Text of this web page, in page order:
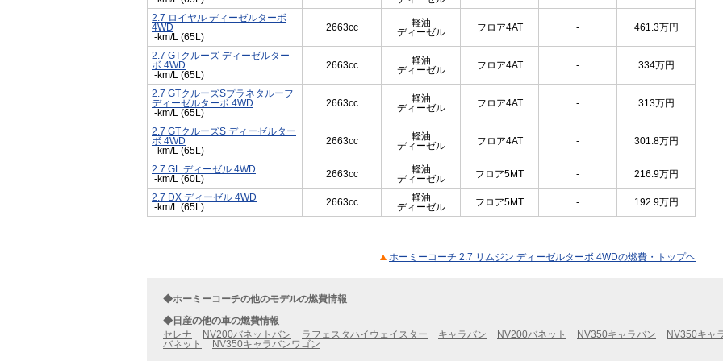
2.7 ロイヤル ディーゼルターボ
4WD
-km/L (65L)
2663cc
軽油
ディーゼル
フロア4AT - 461.3万円
2.7 GTクルーズ ディーゼルター
ボ 4WD
-km/L (65L)
2663cc
軽油
ディーゼル
フロア4AT - 334万円
2.7 GTクルーズSプラネタルーフ
ディーゼルターボ 4WD
-km/L (65L)
2663cc
軽油
ディーゼル
フロア4AT - 313万円
2.7 GTクルーズS ディーゼルター
ボ 4WD
-km/L (65L)
2663cc
軽油
ディーゼル
フロア4AT - 301.8万円
2.7 GL ディーゼル 4WD
-km/L (60L)
2663cc
軽油
ディーゼル
フロア5MT - 216.9万円
2.7 DX ディーゼル 4WD
-km/L (65L)
2663cc
軽油
ディーゼル
フロア5MT - 192.9万円
ホーミーコーチ 2.7 リムジン ディーゼルターボ 4WDの燃費・トップヘ
◆ホーミーコーチの他のモデルの燃費情報
◆日産の他の車の燃費情報
セレナ
NV200バネットバン ラフェスタハイウェイスター キャラバン NV200バネット NV350キャラバン NV350キャ
バネット
NV350キャラバンワゴン